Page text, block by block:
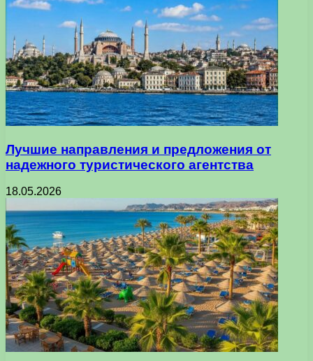
Лучшие направления и предложения от
надежного туристического агентства
18.05.2026